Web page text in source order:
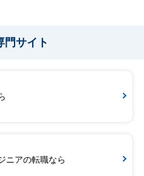
門サイト
ニアの転職なら